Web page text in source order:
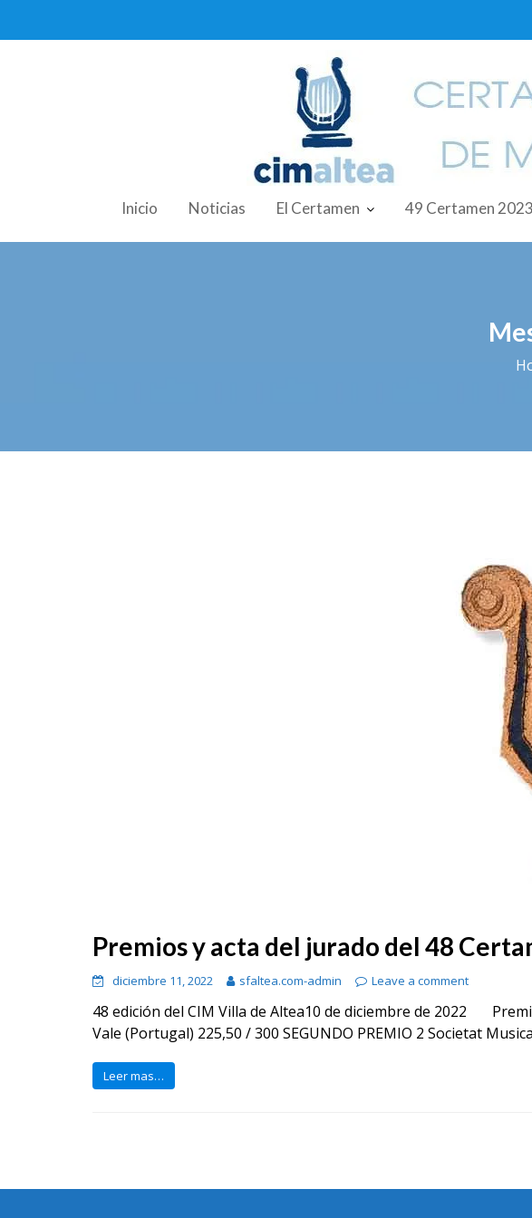
Inicio Noticias El Certamen 49 Certamen 2023
Premios y acta del jurado del 48
diciembre 11, 2022 sfaltea.com-admin Leave a comment
48 edición del CIM Villa de Altea10 de diciembre de 2022
Vale (Portugal) 225,50 / 300 SEGUNDO PREMIO 2 Societat
Leer mas…